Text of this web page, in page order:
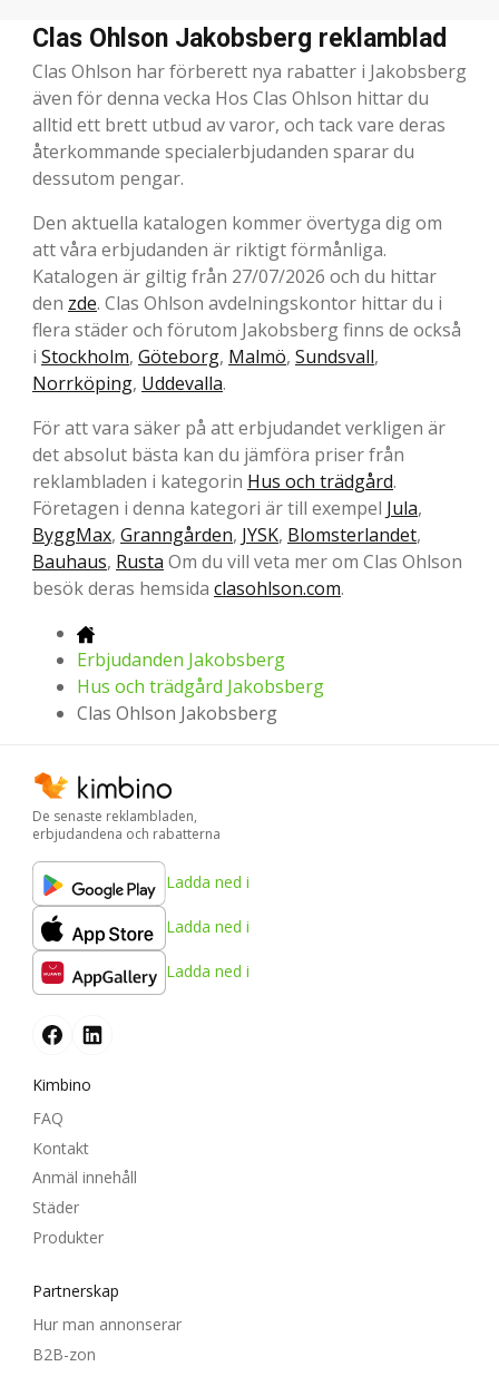
Clas Ohlson Jakobsberg reklamblad
Clas Ohlson har förberett nya rabatter i Jakobsberg
även för denna vecka Hos Clas Ohlson hittar du
alltid ett brett utbud av varor, och tack vare deras
återkommande specialerbjudanden sparar du
dessutom pengar.
Den aktuella katalogen kommer övertyga dig om
att våra erbjudanden är riktigt förmånliga.
Katalogen är giltig från 27/07/2026 och du hittar
den zde. Clas Ohlson avdelningskontor hittar du i
flera städer och förutom Jakobsberg finns de också
i Stockholm, Göteborg, Malmö, Sundsvall,
Norrköping, Uddevalla.
För att vara säker på att erbjudandet verkligen är
det absolut bästa kan du jämföra priser från
reklambladen i kategorin Hus och trädgård.
Företagen i denna kategori är till exempel Jula,
ByggMax, Granngården, JYSK, Blomsterlandet,
Bauhaus, Rusta Om du vill veta mer om Clas Ohlson
besök deras hemsida clasohlson.com.
Erbjudanden Jakobsberg
Hus och trädgård Jakobsberg
Clas Ohlson Jakobsberg
De senaste reklambladen,
erbjudandena och rabatterna
Ladda ned i
Ladda ned i
Ladda ned i
Kimbino
FAQ
Kontakt
Anmäl innehåll
Städer
Produkter
Partnerskap
Hur man annonserar
B2B-zon